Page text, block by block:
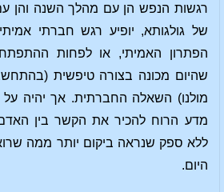
רגשות הנפש הן עם מהלך השנה והן
של גולגותא, יופיע רגש חברתי
הפתרון האמיתי, או לפחות
שהיום מכונה בצורה טיפשית
מולנו) השאלה החברתית. אך יהיה
מדע הרוח להכיר את הקשר בין
ללא ספק שנראה ביקום יותר ממה
היום.